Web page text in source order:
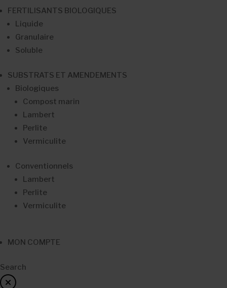
FERTILISANTS BIOLOGIQUES
Liquide
Granulaire
Soluble
SUBSTRATS ET AMENDEMENTS
Biologiques
Compost marin
Lambert
Perlite
Vermiculite
Conventionnels
Lambert
Perlite
Vermiculite
MON COMPTE
Search